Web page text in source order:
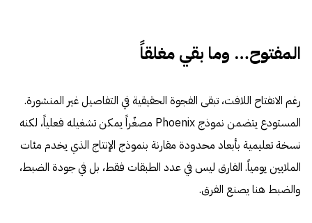
المفتوح… وما بقي مغلقاً
رغم الانفتاح اللافت، تبقى الفجوة الحقيقية في التفاصيل غير المنشورة.
المستودع يتضمن نموذج Phoenix مصغّراً يمكن تشغيله فعلياً، لكنه
نسخة تعليمية بأبعاد محدودة مقارنة بنموذج الإنتاج الذي يخدم مئات
الملايين يومياً. الفارق ليس في عدد الطبقات فقط، بل في جودة الضبط،
والضبط هنا يصنع الفرق.